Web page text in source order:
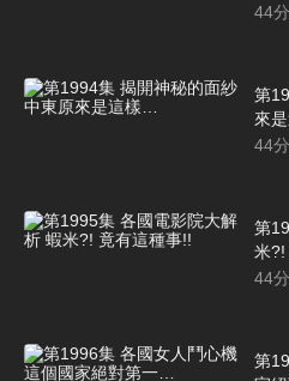
44
第
來
44
第
米?!
44
第